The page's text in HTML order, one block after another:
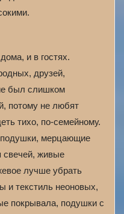
и в гостях.
друзей,
был слишком
потому не любят
тихо, по-семейному.
мерцающие
свечей, живые
лучше убрать
и текстиль неоновых,
покрывала, подушки с